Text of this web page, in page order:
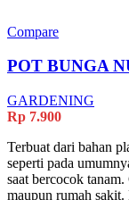
Compare
POT BUNGA
GARDENING
Rp 7.900
Terbuat dari bahan
seperti pada
saat bercocok
maupun rumah sakit.